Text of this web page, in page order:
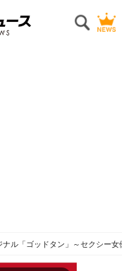
ナル「ゴッドタン」～セクシー